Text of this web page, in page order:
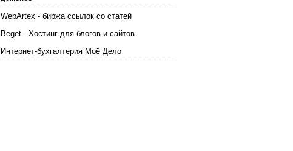
WebArtex - биржа ссылок со статей
Beget - Хостинг для блогов и сайтов
Интернет-бухгалтерия Моё Дело